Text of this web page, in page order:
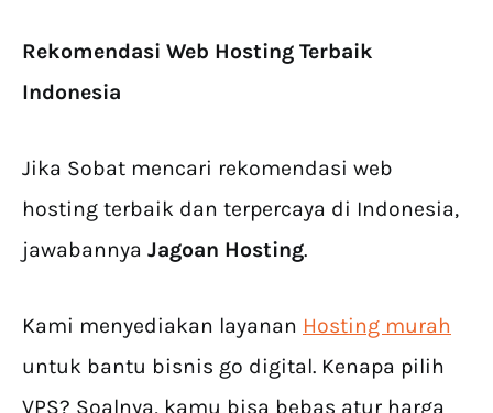
Rekomendasi Web Hosting Terbaik
Indonesia
Jika Sobat mencari rekomendasi web
hosting terbaik dan terpercaya di Indonesia,
jawabannya Jagoan Hosting.
Kami menyediakan layanan Hosting murah
untuk bantu bisnis go digital. Kenapa pilih
VPS? Soalnya, kamu bisa bebas atur harga